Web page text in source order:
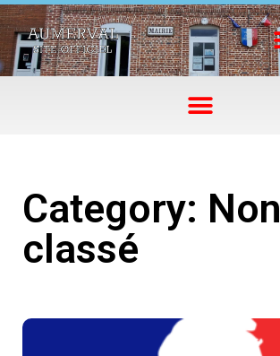
Category: Non
classé